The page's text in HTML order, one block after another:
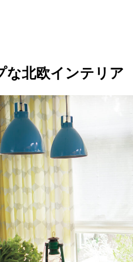
な北欧インテリア